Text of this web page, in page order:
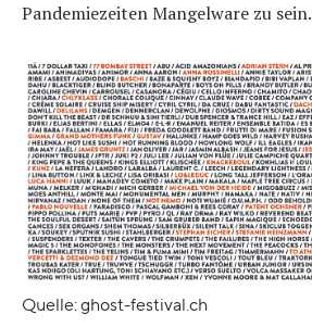
Pandemiezeiten Mangelware zu sein.
Quelle: ghost-festival.ch